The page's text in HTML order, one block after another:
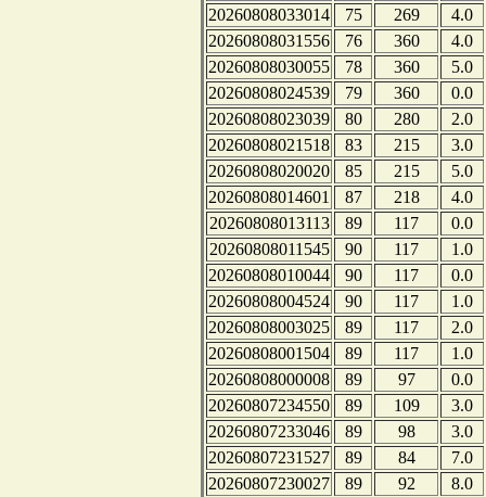
20260808033014
75 269
4.0
20260808031556
76 360
4.0
20260808030055
78 360
5.0
20260808024539
79 360
0.0
20260808023039
80 280
2.0
20260808021518
83 215
3.0
20260808020020
85 215
5.0
20260808014601
87 218
4.0
20260808013113
89 117
0.0
20260808011545
90 117
1.0
20260808010044
90 117
0.0
20260808004524
90 117
1.0
20260808003025
89 117
2.0
20260808001504
89 117
1.0
20260808000008
89 97
0.0
20260807234550
89 109
3.0
20260807233046
89 98
3.0
20260807231527
89 84
7.0
20260807230027
89 92
8.0